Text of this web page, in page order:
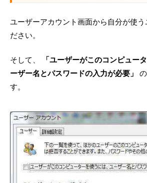
ユーザーアカウント画面から自分が使う
ださい。
そして、
「ユーザーがこのコンピュー
ーザー名とパスワードの入力が必要」
す。